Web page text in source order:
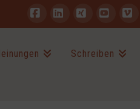
FacebookLinkedIn
XING
Schreiben